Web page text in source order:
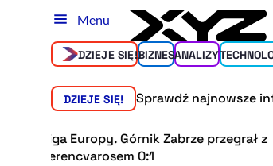
Menu
DZIEJE SIĘ!BIZNESANALIZY
DZIEJE SIĘ! Sprawdź najnowsze
Europy. Górnik Zabrze przegrał z
0:1